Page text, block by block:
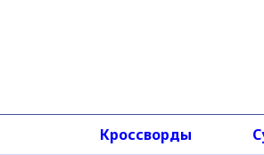
Кроссворды